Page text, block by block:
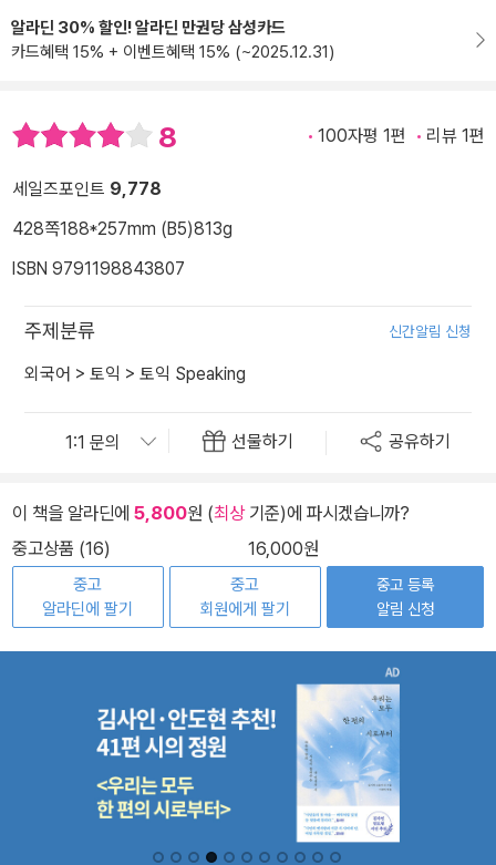
알라딘 30% 할인! 알라딘 만권당 삼성카드
카드혜택 15% + 이벤트혜택 15% (~2025.12.31)
8 100자평 1편 리뷰 1편
세일즈포인트 9,778
428쪽188*257mm (B5)813g
ISBN 9791198843807
주제분류 신간알림 신청
외국어 > 토익 > 토익 Speaking
선물하기 공유하기
이 책을 알라딘에 5,800원 (최상기준)에 파시겠습니까?
중고상품 (16)
16,000원
중고
알라딘에 팔기
중고
회원에게 팔기
중고 등록
알림 신청